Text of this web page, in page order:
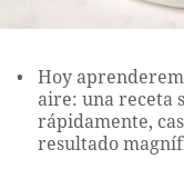
Hoy
aire: una receta
rápidamente,
resultado